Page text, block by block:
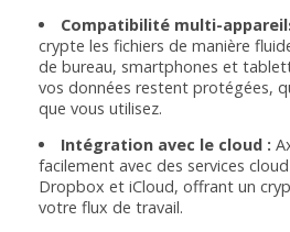
Compatibilité multi-
crypte les fichiers de manière
de bureau, smartphones et
vos données restent protégées,
que vous utilisez.
Intégration avec le cloud :
facilement avec des services
Dropbox et iCloud, offrant un
votre flux de travail.